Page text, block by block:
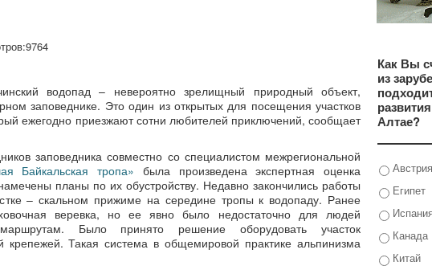
9764
водопад – невероятно зрелищный природный объект,
заповеднике. Это один из открытых для посещения участков
ежегодно приезжают сотни любителей приключений, сообщает
заповедника совместно со специалистом межрегиональной
Байкальская тропа» была произведена экспертная оценка
планы по их обустройству. Недавно закончились работы
– скальном прижиме на середине тропы к водопаду. Ранее
веревка, но ее явно было недостаточно для людей
Было принято решение оборудовать участок
крепежей. Такая система в общемировой практике альпинизма
Как Вы
из
Алтае?
Австрия
Египет
Испания
Канада
Китай